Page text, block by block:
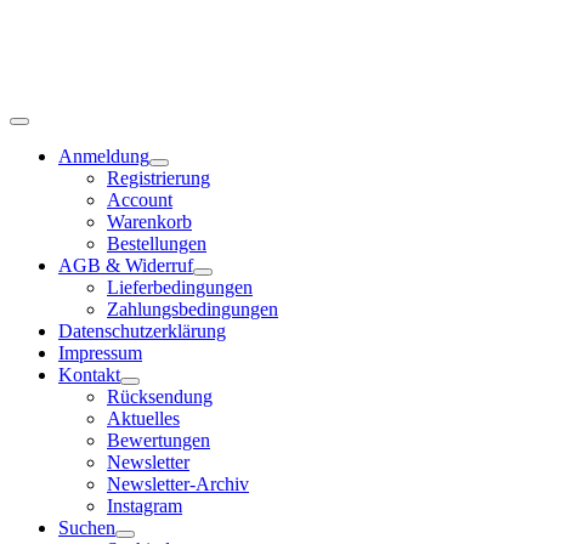
Anmeldung
Registrierung
Account
Warenkorb
Bestellungen
AGB & Widerruf
Lieferbedingungen
Zahlungsbedingungen
Datenschutzerklärung
Impressum
Kontakt
Rücksendung
Aktuelles
Bewertungen
Newsletter
Newsletter-Archiv
Instagram
Suchen